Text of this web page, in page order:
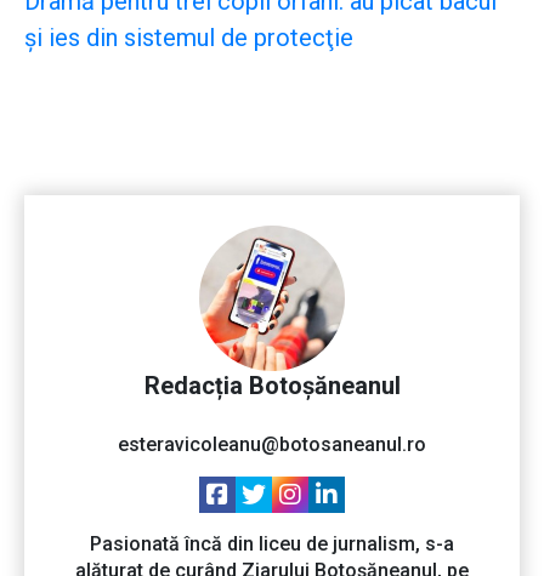
şi ies din sistemul de protecţie
Redacția Botoșăneanul
esteravicoleanu@botosaneanul.ro
Pasionată încă din liceu de jurnalism, s-a
alăturat de curând Ziarului Botoșăneanul, pe